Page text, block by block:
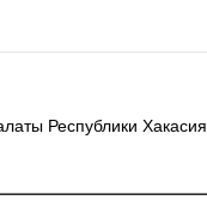
Республики Хакасия